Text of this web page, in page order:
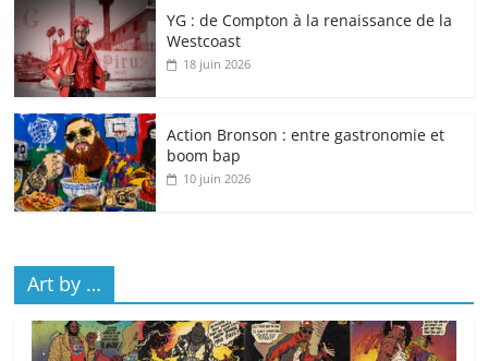
YG : de Compton à la renaissance de la
Westcoast
18 juin 2026
Action Bronson : entre gastronomie et
boom bap
10 juin 2026
Art by …